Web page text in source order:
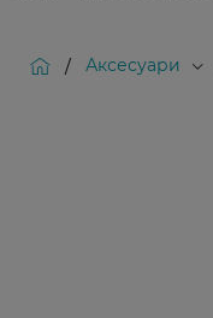
/ Аксесуари